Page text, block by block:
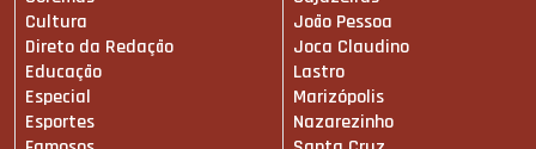
Cultura
Direto da Redação
Educação
Especial
Esportes
João Pessoa
Joca Claudino
Lastro
Marizópolis
Nazarezinho